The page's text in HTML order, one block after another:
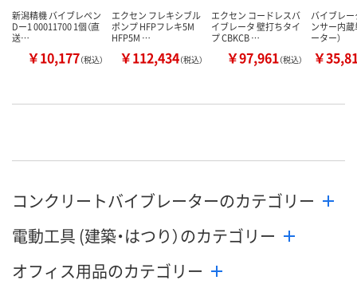
新潟精機 バイブレペン
Dー1 00011700 1個（直
送…
￥10,177（税込）
エクセン フレキシブル
ポンプ HFPフレキ5M
HFP5M …
￥112,434（税込）
エクセン コードレスバ
イブレータ 壁打ちタイ
プ CBKCB …
￥97,961（税込）
バイブレー
ンサー内
ーター）
￥
コンクリートバイブレーターのカテゴリー
電動工具 (建築・はつり）のカテゴリー
オフィス用品のカテゴリー